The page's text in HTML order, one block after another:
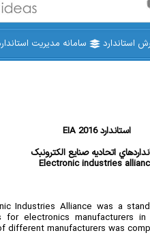
استاندارد سامانه مدیریت
EIA 2016 استاندارد
اتحاديه صنايع الکترونبک
Electronic industries
Industries Alliance was a
for electronics manufacturers
different manufacturers was